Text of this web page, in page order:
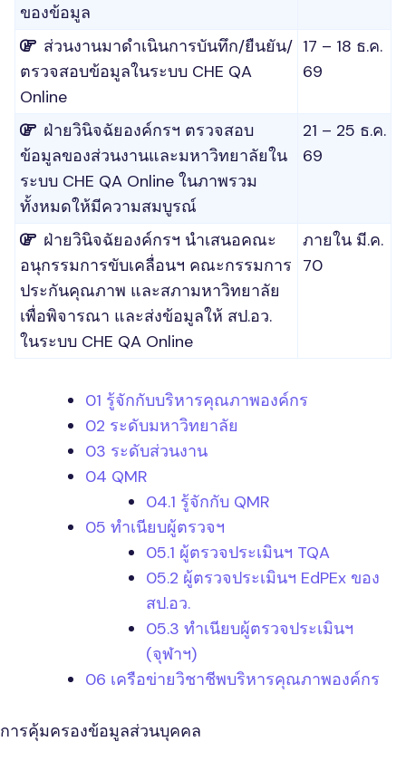
ของข้อมูล
ส่วนงานมาดำเนินการบันทึก/ยืนยัน/
ตรวจสอบข้อมูลในระบบ CHE QA
Online
17 – 18 ธ.ค.
69
ฝ่ายวินิจฉัยองค์กรฯ ตรวจสอบ
ข้อมูลของส่วนงานและมหาวิทยาลัยใน
ระบบ CHE QA Online ในภาพรวม
ทั้งหมดให้มีความสมบูรณ์
21 – 25 ธ.ค.
69
ฝ่ายวินิจฉัยองค์กรฯ นำเสนอคณะ
อนุกรรมการขับเคลื่อนฯ คณะกรรมการ
ประกันคุณภาพ และสภามหาวิทยาลัย
เพื่อพิจารณา และส่งข้อมูลให้ สป.อว.
ในระบบ CHE QA Online
ภายใน มี.ค.
70
01 รู้จักกับบริหารคุณภาพองค์กร
02 ระดับมหาวิทยาลัย
03 ระดับส่วนงาน
04 QMR
04.1 รู้จักกับ QMR
05 ทำเนียบผู้ตรวจฯ
05.1 ผู้ตรวจประเมินฯ TQA
05.2 ผู้ตรวจประเมินฯ EdPEx ของ
สป.อว.
05.3 ทำเนียบผู้ตรวจประเมินฯ
(จุฬาฯ)
06 เครือข่ายวิชาชีพบริหารคุณภาพองค์กร
การคุ้มครองข้อมูลส่วนบุคคล